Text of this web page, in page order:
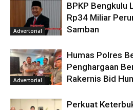
Advertorial
BPKP Bengkulu
Rp34 Miliar
Samban
Advertorial
Humas Polres
Penghargaan
Rakernis Bid
Perkuat